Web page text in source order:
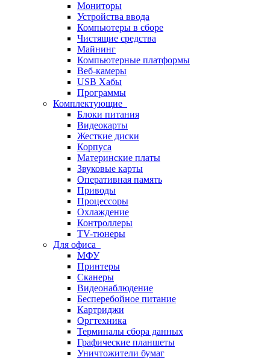
Мониторы
Устройства ввода
Компьютеры в сборе
Чистящие средства
Майнинг
Компьютерные платформы
Веб-камеры
USB Хабы
Программы
Комплектующие
Блоки питания
Видеокарты
Жесткие диски
Корпуса
Материнские платы
Звуковые карты
Оперативная память
Приводы
Процессоры
Охлаждение
Контроллеры
TV-тюнеры
Для офиса
МФУ
Принтеры
Сканеры
Видеонаблюдение
Бесперебойное питание
Картриджи
Оргтехника
Терминалы сбора данных
Графические планшеты
Уничтожители бумаг